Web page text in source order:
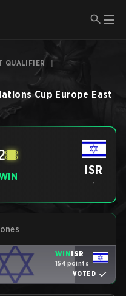
QUALIFIER
Cup Europe East
ISR
-
WINISR
154 points
VOTED